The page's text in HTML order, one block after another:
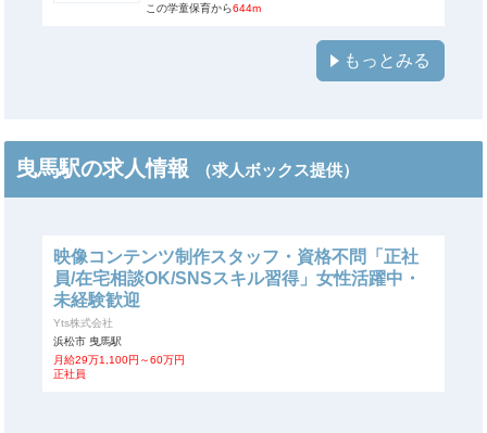
この学童保育から644m
もっとみる
曳馬駅の求人情報 （求人ボックス提供）
映像コンテンツ制作スタッフ・資格不問「正社
員/在宅相談OK/SNSスキル習得」女性活躍中・
未経験歓迎
Yts株式会社
浜松市 曳馬駅
月給29万1,100円～60万円
正社員